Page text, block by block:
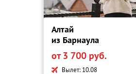
Алтай
из Барнаула
от 3 700 руб.
Вылет: 10.08